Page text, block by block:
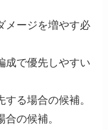
メージを増やす必
成で優先しやすい
る場合の候補。
合の候補。